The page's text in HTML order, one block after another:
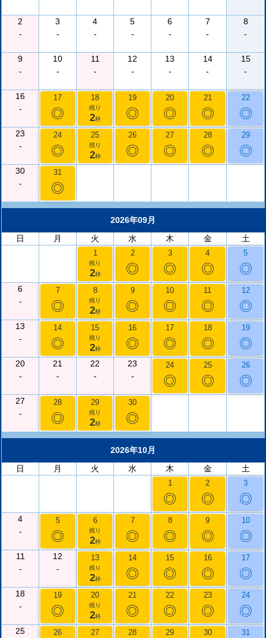
2
-
3
-
4
-
5
-
6
-
7
-
8
-
9
-
10
-
11
-
12
-
13
-
14
-
15
-
16
-
17
◎
18
残り
2枠
19
◎
20
◎
21
◎
22
◎
23
-
24
◎
25
残り
2枠
26
◎
27
◎
28
◎
29
◎
30
-
31
◎
2026年09月
日
月 火 水 木 金 土
1
残り
2枠
2
◎
3
◎
4
◎
5
◎
6
-
7
◎
8
残り
2枠
9
◎
10
◎
11
◎
12
◎
13
-
14
◎
15
残り
2枠
16
◎
17
◎
18
◎
19
◎
20
-
21
-
22
-
23
-
24
◎
25
◎
26
◎
27
-
28
◎
29
残り
2枠
30
◎
2026年10月
日
月 火 水 木 金 土
1
◎
2
◎
3
◎
4
-
5
◎
6
残り
2枠
7
◎
8
◎
9
◎
10
◎
11
-
12
-
13
残り
2枠
14
◎
15
◎
16
◎
17
◎
18
-
19
◎
20
残り
2枠
21
◎
22
◎
23
◎
24
◎
25
26 27 28 29 30 31